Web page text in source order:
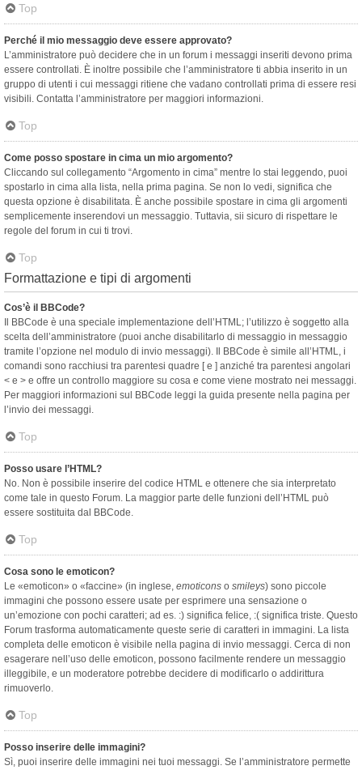
Top
Perché il mio messaggio deve essere approvato?
L’amministratore può decidere che in un forum i messaggi inseriti devono prima
essere controllati. È inoltre possibile che l’amministratore ti abbia inserito in un
gruppo di utenti i cui messaggi ritiene che vadano controllati prima di essere resi
visibili. Contatta l’amministratore per maggiori informazioni.
Top
Come posso spostare in cima un mio argomento?
Cliccando sul collegamento “Argomento in cima” mentre lo stai leggendo, puoi
spostarlo in cima alla lista, nella prima pagina. Se non lo vedi, significa che
questa opzione è disabilitata. È anche possibile spostare in cima gli argomenti
semplicemente inserendovi un messaggio. Tuttavia, sii sicuro di rispettare le
regole del forum in cui ti trovi.
Top
Formattazione e tipi di argomenti
Cos’è il BBCode?
Il BBCode è una speciale implementazione dell’HTML; l’utilizzo è soggetto alla
scelta dell’amministratore (puoi anche disabilitarlo di messaggio in messaggio
tramite l’opzione nel modulo di invio messaggi). Il BBCode è simile all’HTML, i
comandi sono racchiusi tra parentesi quadre [ e ] anziché tra parentesi angolari
< e > e offre un controllo maggiore su cosa e come viene mostrato nei messaggi.
Per maggiori informazioni sul BBCode leggi la guida presente nella pagina per
l’invio dei messaggi.
Top
Posso usare l’HTML?
No. Non è possibile inserire del codice HTML e ottenere che sia interpretato
come tale in questo Forum. La maggior parte delle funzioni dell’HTML può
essere sostituita dal BBCode.
Top
Cosa sono le emoticon?
Le «emoticon» o «faccine» (in inglese, emoticons o smileys) sono piccole
immagini che possono essere usate per esprimere una sensazione o
un’emozione con pochi caratteri; ad es. :) significa felice, :( significa triste. Questo
Forum trasforma automaticamente queste serie di caratteri in immagini. La lista
completa delle emoticon è visibile nella pagina di invio messaggi. Cerca di non
esagerare nell’uso delle emoticon, possono facilmente rendere un messaggio
illeggibile, e un moderatore potrebbe decidere di modificarlo o addirittura
rimuoverlo.
Top
Posso inserire delle immagini?
Sì, puoi inserire delle immagini nei tuoi messaggi. Se l’amministratore permette